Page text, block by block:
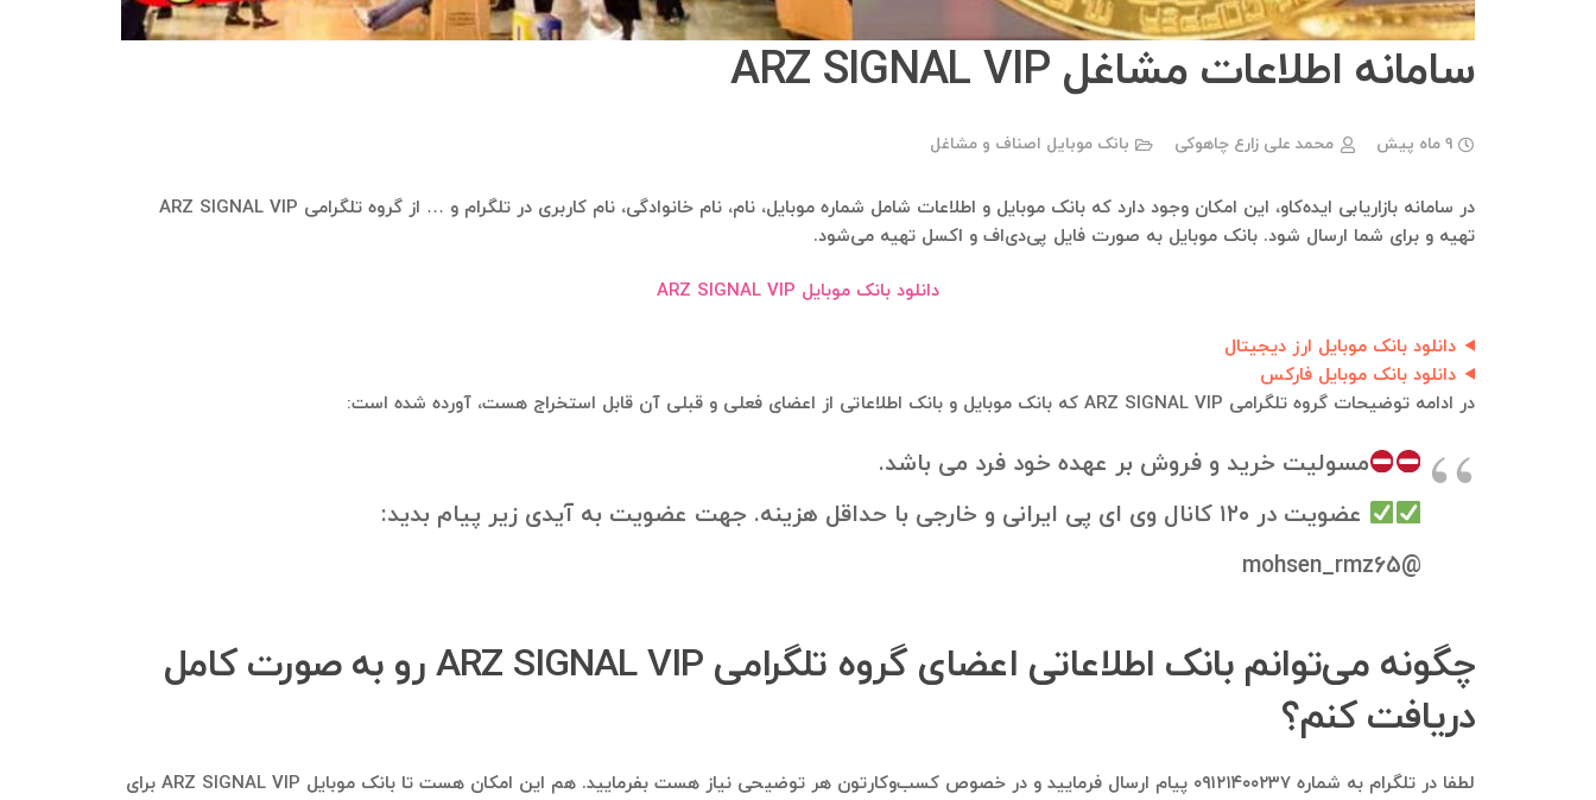
سامانه اطلاعات مشاغل ARZ SIGNAL VIP
9 ماه پیش محمد علی زارع چاهوکی بانک موبایل اصناف و مشاغل
در سامانه بازاریابی ایده‌کاو، این امکان وجود دارد که بانک موبایل و اطلاعات شامل شماره موبایل، نام، نام خانوادگی، نام کاربری در تلگرام و … از گروه تلگرامی ARZ SIGNAL VIP
تهیه و برای شما ارسال شود. بانک موبایل به صورت فایل پی‌دی‌اف و اکسل تهیه می‌شود.
دانلود بانک موبایل ARZ SIGNAL VIP
دانلود بانک موبایل ارز دیجیتال
دانلود بانک موبایل فارکس
در ادامه توضیحات گروه تلگرامی ARZ SIGNAL VIP که بانک موبایل و بانک اطلاعاتی از اعضای فعلی و قبلی آن قابل استخراج هست، آورده شده است:
مسولیت خرید و فروش بر عهده خود فرد می باشد.
عضویت در ۱۲۰ کانال وی ای پی ایرانی و خارجی با حداقل هزینه. جهت عضویت به آیدی زیر پیام بدید:
@mohsen_rmz65
چگونه می‌توانم بانک اطلاعاتی اعضای گروه تلگرامی ARZ SIGNAL VIP رو به صورت کامل
دریافت کنم؟
لطفا در تلگرام به شماره ۰۹۱۲۱۴۰۰۲۳۷ پیام ارسال فرمایید و در خصوص کسب‌وکارتون هر توضیحی نیاز هست بفرمایید. هم این امکان هست تا بانک موبایل ARZ SIGNAL VIP برای